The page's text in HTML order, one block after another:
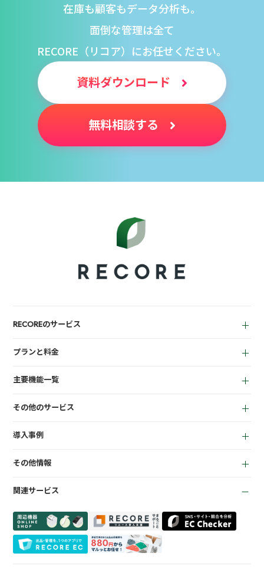
在庫も顧客もデータ分析も。
面倒な管理は全て
RECORE（リコア）にお任せください。
資料ダウンロード
無料相談する
RECOREのサービス
アパレル向け
プランと料金
主要機能一覧
EC機能
KPI管理機能
会計機能
その他のサービス
質機能
ささげ代行サービス
導入事例
商材専門店
買取専門店
トレーディングカード
その他情報
よくある質問
会社概要
プライバシーポリシー
関連サービス